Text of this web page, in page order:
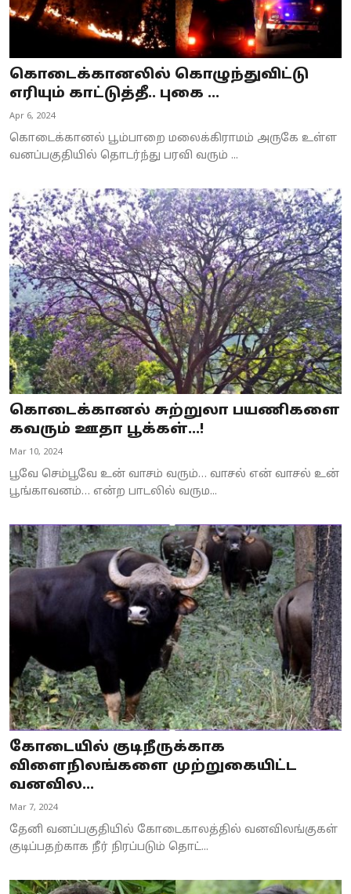
கொடைக்கானலில் கொழுந்துவிட்டு
எரியும் காட்டுத்தீ.. புகை ...
Apr 6, 2024
கொடைக்கானல் பூம்பாறை மலைக்கிராமம் அருகே உள்ள
வனப்பகுதியில் தொடர்ந்து பரவி வரும் ...
கொடைக்கானல் சுற்றுலா பயணிகளை
கவரும் ஊதா பூக்கள்...!
Mar 10, 2024
பூவே செம்பூவே உன் வாசம் வரும்… வாசல் என் வாசல் உன்
பூங்காவனம்… என்ற பாடலில் வரும...
கோடையில் குடிநீருக்காக
விளைநிலங்களை முற்றுகையிட்ட
வனவில...
Mar 7, 2024
தேனி வனப்பகுதியில் கோடைகாலத்தில் வனவிலங்குகள்
குடிப்பதற்காக நீர் நிரப்படும் தொட்...